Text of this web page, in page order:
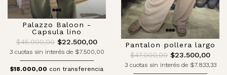
Palazzo Baloon -
Capsula lino
$45.000,00 $22.500,00
3 cuotas sin interés de $7.500,00
$18.000,00 con transferencia
Pantalon pollera largo
$47.000,00 $23.500,00
3 cuotas sin interés de $7.833,33